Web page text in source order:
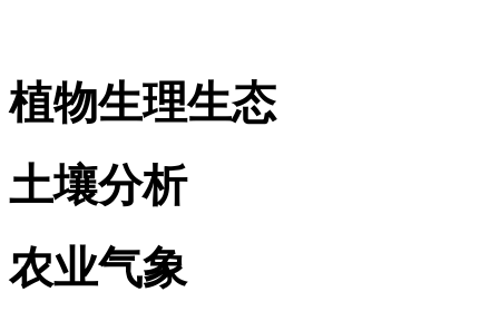
植物生理生态
土壤分析
农业气象